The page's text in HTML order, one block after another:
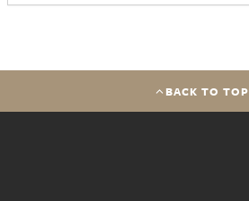
BACK TO TOP